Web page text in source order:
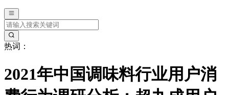
热词：
2021年中国调味料行业用户消